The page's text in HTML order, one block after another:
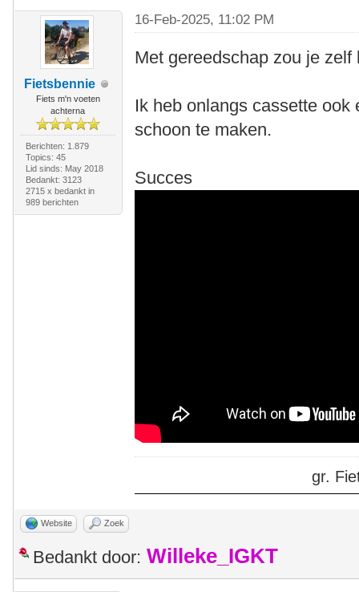
Fietsbennie
Fiets m'n voeten
achterna
Berichten: 1.879
Topics: 45
Lid sinds: May 2018
Bedankt: 3123
2715 x bedankt in
989 berichten
16-Feb-2025, 11:02 PM
Met gereedschap zou je zelf
Ik heb onlangs cassette
schoon te maken.
Succes
gr.
Website Zoek
Bedankt door: Willeke_IGKT